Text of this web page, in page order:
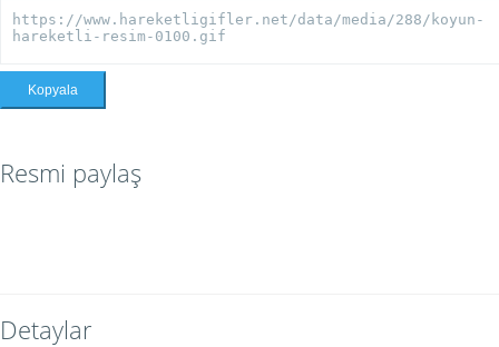
Kopyala
Resmi paylaş
Detaylar